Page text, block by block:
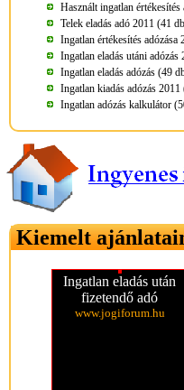
Használt ingatlan
Telek eladás adó 2011 (41
Ingatlan értékesítés adózása
Ingatlan eladás utáni adózás
Ingatlan eladás adózás (49
Ingatlan kiadás adózás
Ingatlan adózás kalkulátor
Kiemelt
Ingatlan eladás után
fizetendő adó
www.jogiforum.hu